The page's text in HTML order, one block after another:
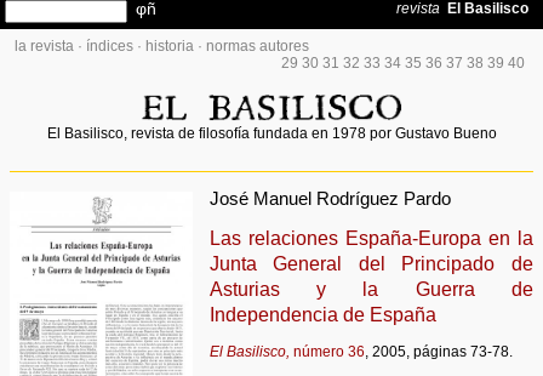
la revista · índices · historia · normas autores
29 30 31 32 33 34 35 36 37 38 39 40
El Basilisco, revista de filosofía fundada en 1978 por Gustavo Bueno
José Manuel Rodríguez Pardo
Las relaciones España-Europa en la
Junta General del Principado de
Asturias y la Guerra de
Independencia de España
El Basilisco, número 36, 2005, páginas 73-78.